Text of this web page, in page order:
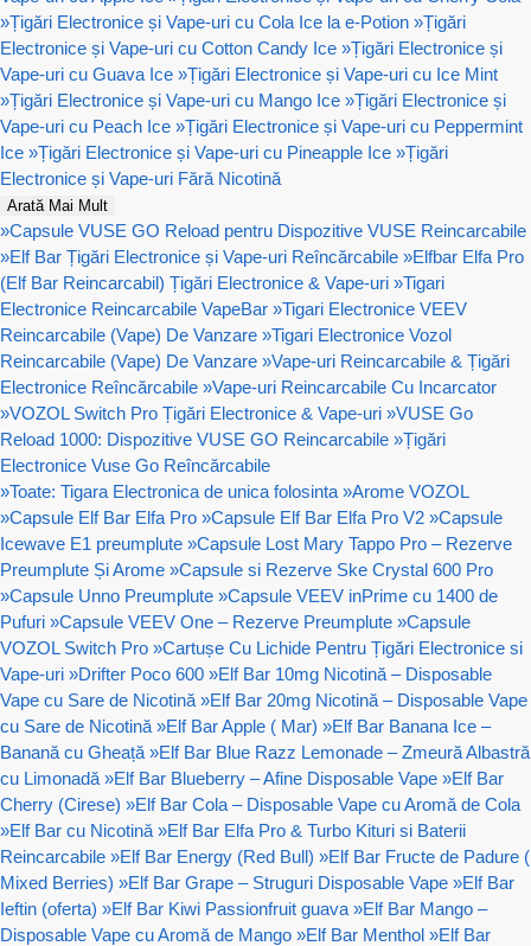
»Țigări Electronice și Vape-uri cu Cola Ice la e-Potion »Țigări
Electronice și Vape-uri cu Cotton Candy Ice »Țigări Electronice și
Vape-uri cu Guava Ice »Țigări Electronice și Vape-uri cu Ice Mint
»Țigări Electronice și Vape-uri cu Mango Ice »Țigări Electronice și
Vape-uri cu Peach Ice »Țigări Electronice și Vape-uri cu Peppermint
Ice »Țigări Electronice și Vape-uri cu Pineapple Ice »Țigări
Electronice și Vape-uri Fără Nicotină
Arată Mai Mult
»Capsule VUSE GO Reload pentru Dispozitive VUSE Reincarcabile
»Elf Bar Țigări Electronice și Vape-uri Reîncărcabile »Elfbar Elfa Pro
(Elf Bar Reincarcabil) Țigări Electronice & Vape-uri »Tigari
Electronice Reincarcabile VapeBar »Tigari Electronice VEEV
Reincarcabile (Vape) De Vanzare »Tigari Electronice Vozol
Reincarcabile (Vape) De Vanzare »Vape-uri Reincarcabile & Țigări
Electronice Reîncărcabile »Vape-uri Reincarcabile Cu Incarcator
»VOZOL Switch Pro Țigări Electronice & Vape-uri »VUSE Go
Reload 1000: Dispozitive VUSE GO Reincarcabile »Țigări
Electronice Vuse Go Reîncărcabile
»Toate: Tigara Electronica de unica folosinta »Arome VOZOL
»Capsule Elf Bar Elfa Pro »Capsule Elf Bar Elfa Pro V2 »Capsule
Icewave E1 preumplute »Capsule Lost Mary Tappo Pro – Rezerve
Preumplute Și Arome »Capsule si Rezerve Ske Crystal 600 Pro
»Capsule Unno Preumplute »Capsule VEEV inPrime cu 1400 de
Pufuri »Capsule VEEV One – Rezerve Preumplute »Capsule
VOZOL Switch Pro »Cartușe Cu Lichide Pentru Țigări Electronice si
Vape-uri »Drifter Poco 600 »Elf Bar 10mg Nicotină – Disposable
Vape cu Sare de Nicotină »Elf Bar 20mg Nicotină – Disposable Vape
cu Sare de Nicotină »Elf Bar Apple ( Mar) »Elf Bar Banana Ice –
Banană cu Gheață »Elf Bar Blue Razz Lemonade – Zmeură Albastră
cu Limonadă »Elf Bar Blueberry – Afine Disposable Vape »Elf Bar
Cherry (Cirese) »Elf Bar Cola – Disposable Vape cu Aromă de Cola
»Elf Bar cu Nicotină »Elf Bar Elfa Pro & Turbo Kituri si Baterii
Reincarcabile »Elf Bar Energy (Red Bull) »Elf Bar Fructe de Padure (
Mixed Berries) »Elf Bar Grape – Struguri Disposable Vape »Elf Bar
Ieftin (oferta) »Elf Bar Kiwi Passionfruit guava »Elf Bar Mango –
Disposable Vape cu Aromă de Mango »Elf Bar Menthol »Elf Bar